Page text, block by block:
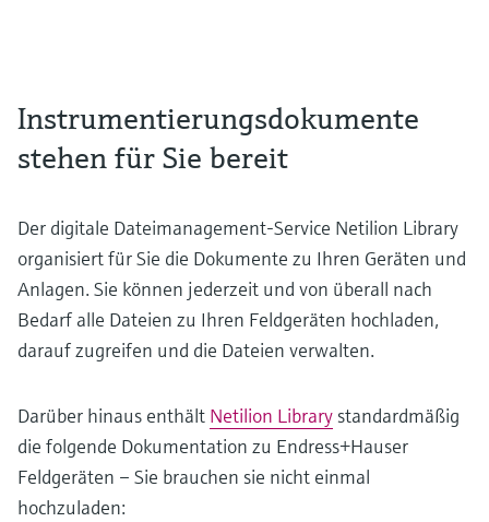
Instrumentierungsdokumente
stehen für Sie bereit
Der digitale Dateimanagement-Service Netilion Library
organisiert für Sie die Dokumente zu Ihren Geräten und
Anlagen. Sie können jederzeit und von überall nach
Bedarf alle Dateien zu Ihren Feldgeräten hochladen,
darauf zugreifen und die Dateien verwalten.
Darüber hinaus enthält Netilion Librarystandardmäßig
die folgende Dokumentation zu Endress+Hauser
Feldgeräten – Sie brauchen sie nicht einmal
hochzuladen: